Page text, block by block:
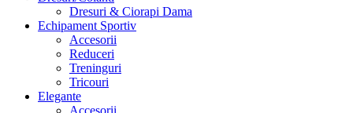
Dresuri & Ciorapi Dama
Echipament Sportiv
Accesorii
Reduceri
Treninguri
Tricouri
Elegante
Accesorii